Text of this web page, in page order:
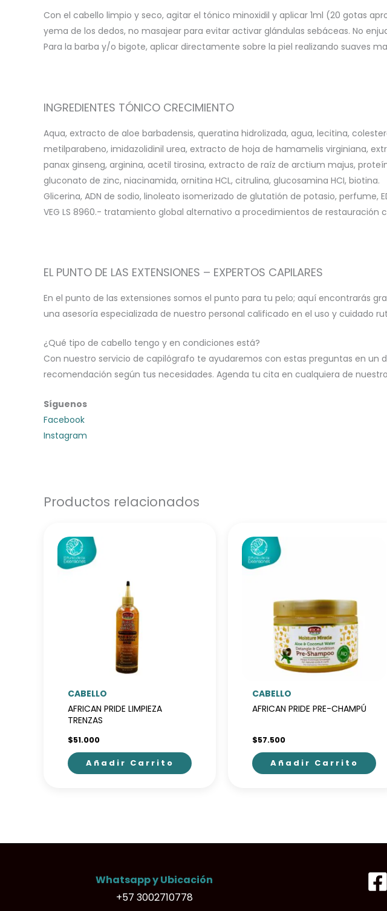
Con el cabello limpio y seco, agitar el tónico minoxidil y aplicar 1ml (20 gotas
yema de los dedos, no masajear para evitar activar glándulas sebáceas. No
Para la barba y/o bigote, aplicar directamente sobre la piel realizando suaves
INGREDIENTES TÓNICO CRECIMIENTO
Aqua, extracto de aloe barbadensis, queratina hidrolizada, agua, lecitina,
metilparabeno, imidazolidinil urea, extracto de hoja de hamamelis virginiana,
panax ginseng, arginina, acetil tirosina, extracto de raíz de arctium majus,
gluconato de zinc, niacinamida, ornitina HCL, citrulina, glucosamina HCI, biotina.
Glicerina, ADN de sodio, linoleato isomerizado de glutatión de potasio, perfume,
VEG LS 8960.- tratamiento global alternativo a procedimientos de
EL PUNTO DE LAS EXTENSIONES – EXPERTOS CAPILARES
En el punto de las extensiones somos el punto para tu pelo; aquí encontrarás
una asesoría especializada de nuestro personal calificado en el uso y cuidado
¿Qué tipo de cabello tengo y en condiciones está?
Con nuestro servicio de capilógrafo te ayudaremos con estas preguntas en
recomendación según tus necesidades. Agenda tu cita en cualquiera de
Síguenos
Facebook
Instagram
Productos relacionados
CABELLO
AFRICAN PRIDE LIMPIEZA
TRENZAS
$51.000
Añadir Carrito
CABELLO
AFRICAN PRIDE PRE-CHAMPÚ
$57.500
Añadir Carrito
Whatsapp y Ubicación
+57 3002710778